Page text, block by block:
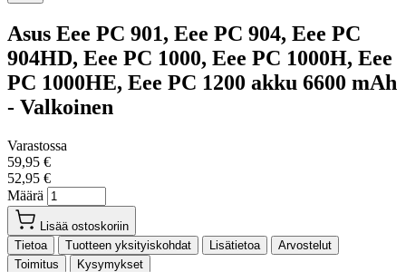
Asus Eee PC 901, Eee PC 904, Eee PC
904HD, Eee PC 1000, Eee PC 1000H, Eee
PC 1000HE, Eee PC 1200 akku 6600 mAh
- Valkoinen
Varastossa
59,95 €
52,95 €
Määrä
Lisää ostoskoriin
Tietoa
Tuotteen yksityiskohdat Lisätietoa
Arvostelut
Toimitus
Kysymykset